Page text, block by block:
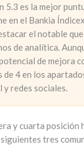
5.3 es la mejor
en el Bankia
el notable
de analítica.
de mejora
de 4 en los
y redes sociales.
y cuarta posición
tres